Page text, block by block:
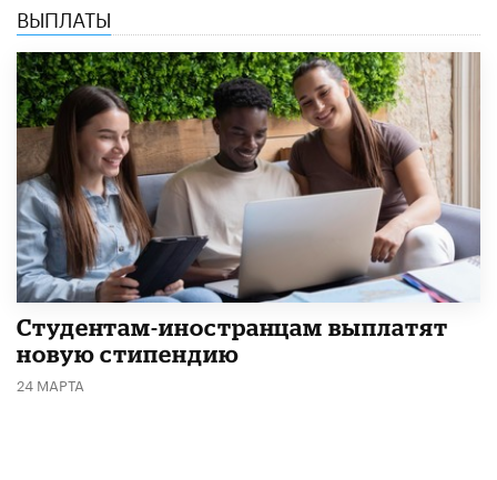
ВЫПЛАТЫ
Студентам-иностранцам выплатят
новую стипендию
24 МАРТА